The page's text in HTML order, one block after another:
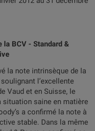
la BCV - Standard &
la note intrinsèque de la
l’excellente
Vaud et en Suisse, le
situation saine en matière
a confirmé la note à
stable. Dans la même